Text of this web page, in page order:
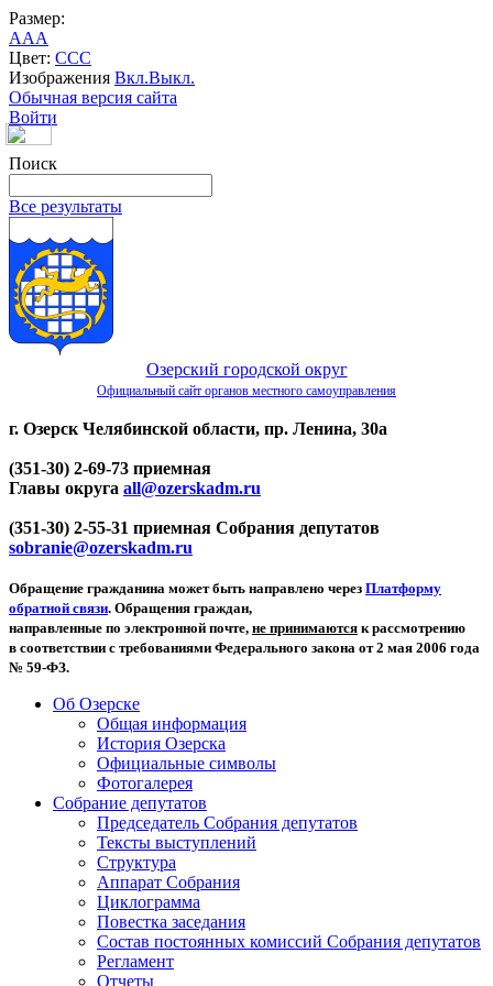
Размер:
AAA
Цвет: CCC
Изображения Вкл.Выкл.
Обычная версия сайта
Войти
Поиск
Все результаты
Озерский городской округ
Официальный сайт органов местного самоуправления
г. Озерск Челябинской области, пр. Ленина, 30а
(351-30) 2-69-73 приемная
Главы округа all@ozerskadm.ru
(351-30) 2-55-31 приемная Собрания депутатов
sobranie@ozerskadm.ru
Обращение гражданина может быть направлено через Платформу
обратной связи. Обращения граждан,
направленные по электронной почте, не принимаются к рассмотрению
в соответствии с требованиями Федерального закона от 2 мая 2006 года
№ 59-ФЗ.
Об Озерске
Общая информация
История Озерска
Официальные символы
Фотогалерея
Собрание депутатов
Председатель Собрания депутатов
Тексты выступлений
Структура
Аппарат Собрания
Циклограмма
Повестка заседания
Состав постоянных комиссий Собрания депутатов
Регламент
Отчеты